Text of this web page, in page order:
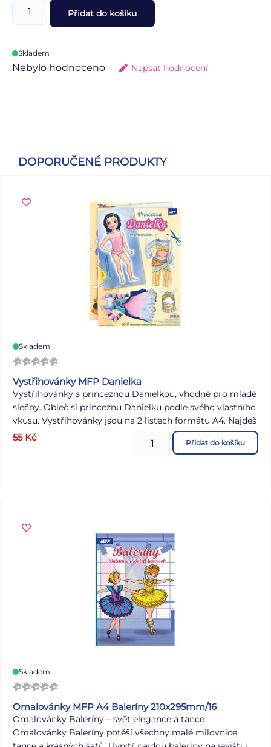
Přidat do košíku
Skladem
Nebylo hodnoceno Napsat hodnocení
DOPORUČENÉ PRODUKTY
Skladem
Vystřihovánky MFP Danielka
Vystřihovánky s princeznou Danielkou, vhodné pro mladé
slečny. Obleč si princeznu Danielku podle svého vlastního
vkusu. Vystřihovánky jsou na 2 listech formátu A4. Najdeš
zde princeznu, spoustu různých šatů a doplňků.
Vystřihovánky rozvíjejí kreativitu dětí pomocí různých
235g + lamino VAROVÁNÍ: Nevhodné pro děti do 3 let.
Nebezpečí vdechnutí a spolknutí malých částic. Uvedená
55 Kč Přidat do košíku
Skladem
Omalovánky MFP A4 Baleríny 210x295mm/16
Omalovánky Baleríny – svět elegance a tance
Omalovánky Baleríny potěší všechny malé milovnice